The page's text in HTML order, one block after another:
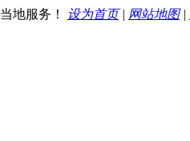
地服务！ 设为首页| 网站地图|